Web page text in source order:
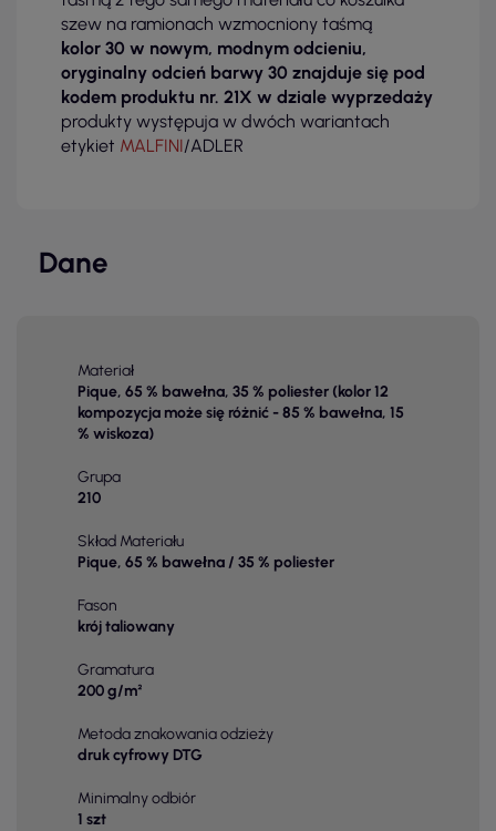
szew na ramionach wzmocniony taśmą
kolor 30 w nowym, modnym odcieniu,
oryginalny odcień barwy 30 znajduje się pod
kodem produktu nr. 21X w dziale wyprzedaży
produkty występuja w dwóch wariantach
etykiet MALFINI/ADLER
Dane
Materiał
Pique, 65 % bawełna, 35 % poliester (kolor 12
kompozycja może się różnić - 85 % bawełna, 15
% wiskoza)
Grupa
210
Skład Materiału
Pique, 65 % bawełna / 35 % poliester
Fason
krój taliowany
Gramatura
200 g/m²
Metoda znakowania odzieży
druk cyfrowy DTG
Minimalny odbiór
1 szt